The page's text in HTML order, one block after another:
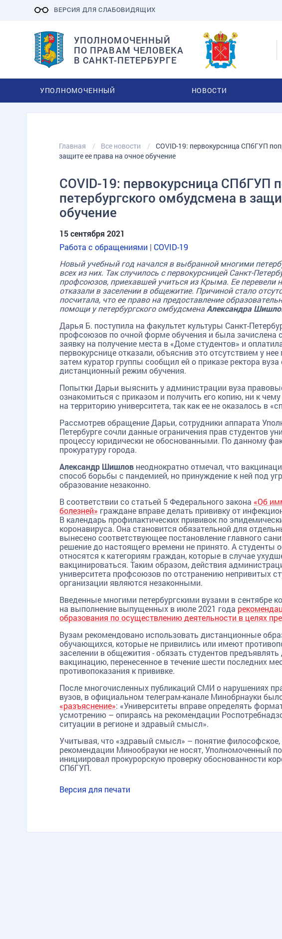
ВЕРСИЯ ДЛЯ СЛАБОВИДЯЩИХ
УПОЛНОМОЧЕННЫЙ
ПО ПРАВАМ ЧЕЛОВЕКА
В САНКТ-ПЕТЕРБУРГЕ
УПОЛНОМОЧЕННЫЙ НОВОСТИ
Главная Все новости
COVID-19: первокурсница СПбГУП
защите ее права на очное обучение
COVID-19: первокурсница СПбГУП
петербургского омбудсмена в
обучение
15 сентября 2021
Работа с обращениями | COVID-19
Новый учебный год начался в выбранной многими
всех из них. Так случилось с первокурсницей Санкт-
профсоюзов, приехавшей учиться из Крыма. Ее перевели
отказали в заселении в общежитие. Причиной стало
посчитала, что ее право на предоставление
помощи у петербургского омбудсменаАлександра
Дарья Б. поступила на факультет культуры Санкт-
профсоюзов по очной форме обучения и была
заявку на получение места в «Доме студентов» и
первокурснице отказали, объяснив это отсутствием у
затем куратор группы сообщил ей о приказе ректора
дистанционный режим обучения.
Попытки Дарьи выяснить у администрации вуза
ознакомиться с приказом и получить его копию, ни к
на территорию университета, так как ее не оказалось в
Рассмотрев обращение Дарьи, сотрудники аппарата
Петербурге сочли данные ограничения прав студентов
процессу юридически не обоснованными. По данному
прокуратуру города.
Александр Шишлов неоднократно отмечал, что
способ борьбы с пандемией, но принуждение к ней под
образование незаконно.
В соответствии со статьей 5 Федерального закона «Об
болезней» граждане вправе делать прививку от
В календарь профилактических прививок по
коронавируса. Она становится обязательной для
вынесено соответствующее постановление главного
решение до настоящего времени не принято. А студенты
относятся к категориям граждан, которые в случае
вакцинироваться. Таким образом, действия
университета профсоюзов по отстранению непривитых
организации являются незаконными.
Введенные многими петербургскими вузами в сентябре
на выполнение выпущенных в июле 2021 года
образования по осуществлению деятельности в целях
Вузам рекомендовано использовать дистанционные
обучающихся, которые не привились или имеют
заселении в общежития - обязать студентов
вакцинацию, перенесенное в течение шести последних
противопоказания к прививке.
После многочисленных публикаций СМИ о нарушениях
вузов, в официальном телеграм-канале Минобрнауки
«разъяснение»: «Университеты вправе определять
усмотрению – опираясь на рекомендации
ситуации в регионе и здравый смысл».
Учитывая, что «здравый смысл» – понятие философское,
рекомендации Минообрауки не носят, Уполномоченный
инициировал прокурорскую проверку обоснованности
СПбГУП.
Версия для печати